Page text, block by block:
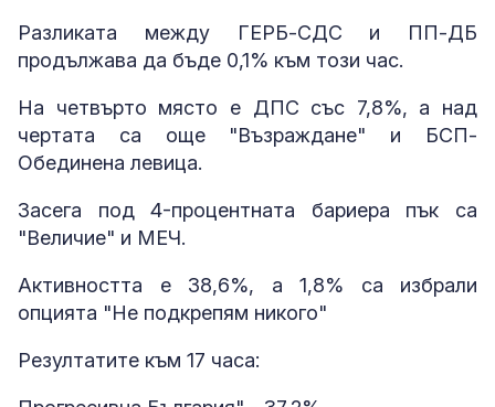
Разликата между ГЕРБ-СДС и ПП-ДБ
продължава да бъде 0,1% към този час.
На четвърто място е ДПС със 7,8%, а над
чертата са още "Възраждане" и БСП-
Обединена левица.
Засега под 4-процентната бариера пък са
"Величие" и МЕЧ.
Активността е 38,6%, а 1,8% са избрали
опцията "Не подкрепям никого"
Резултатите към 17 часа: